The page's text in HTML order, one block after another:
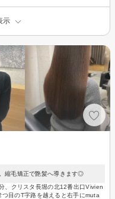
示
縮毛矯正で艶髪へ導きます◎
、クリスタ長堀の北12番出口Vivien
目のT字路を越えると右手にmuta